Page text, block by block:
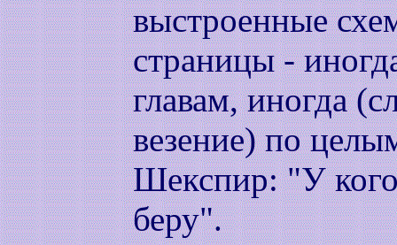
выстроенные
страницы -
главам, иногда
везение) по
Шекспир: "У
беру".